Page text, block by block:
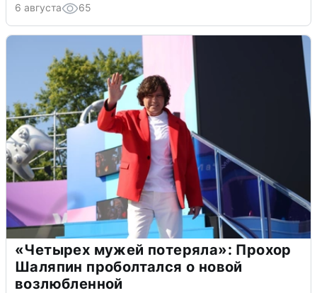
6 августа 65
«Четырех мужей потеряла»: Прохор
Шаляпин проболтался о новой
возлюбленной